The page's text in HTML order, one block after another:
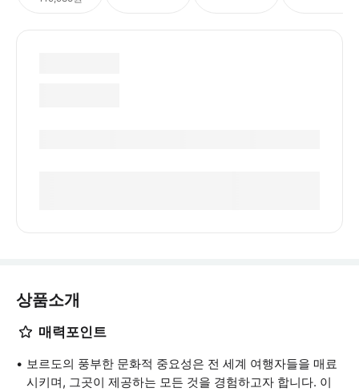
상품소개
매력포인트
보르도의 풍부한 문화적 중요성은 전 세계 여행자들을 매료
시키며, 그곳이 제공하는 모든 것을 경험하고자 합니다. 이